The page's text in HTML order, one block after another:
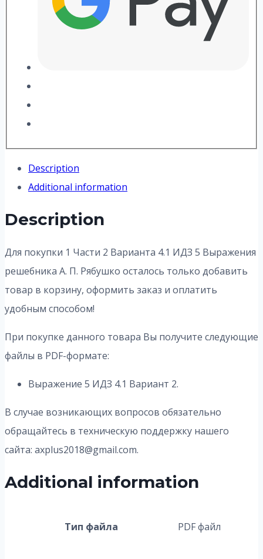
Description
Additional information
Description
Для покупки 1 Части 2 Варианта 4.1 ИДЗ 5 Выражения
решебника А. П. Рябушко осталось только добавить
товар в корзину, оформить заказ и оплатить
удобным способом!
При покупке данного товара Вы получите следующие
файлы в PDF-формате:
Выражение 5 ИДЗ 4.1 Вариант 2.
В случае возникающих вопросов обязательно
обращайтесь в техническую поддержку нашего
сайта: axplus2018@gmail.com.
Additional information
Тип файла PDF файл